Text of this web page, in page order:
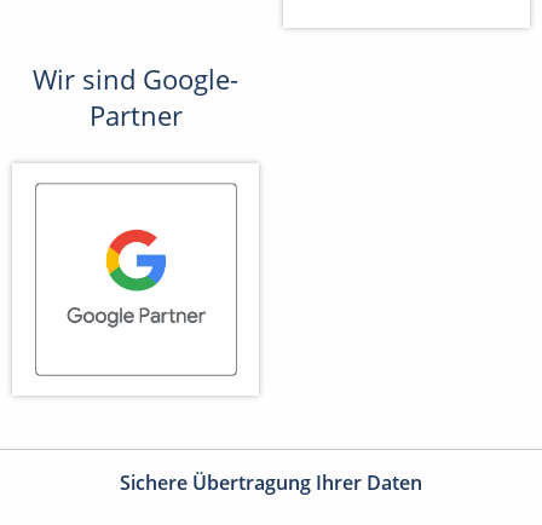
Wir sind Google-
Partner
Sichere Übertragung Ihrer Daten